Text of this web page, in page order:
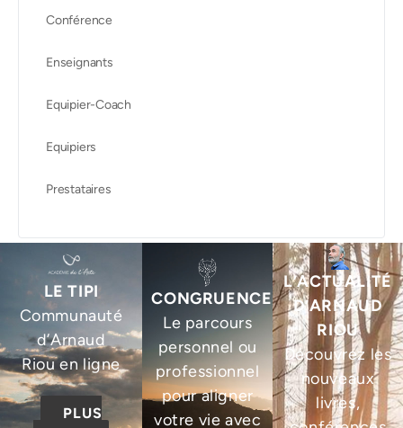
Conférence
Enseignants
Equipier-Coach
Equipiers
Prestataires
LE TIPI
Communauté
d’Arnaud
Riou en ligne
PLUS
CONGRUENCE
Le parcours
personnel ou
professionnel
pour aligner
votre vie avec
L’ACTUALITÉ
D’ARNAUD
RIOU
Découvrez les
nouveaux
livres,